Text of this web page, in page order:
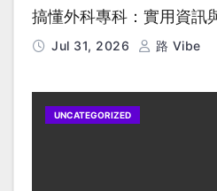
搞懂外科專科：實用資訊
Jul 31, 2026 路 Vibe
UNCATEGORIZED